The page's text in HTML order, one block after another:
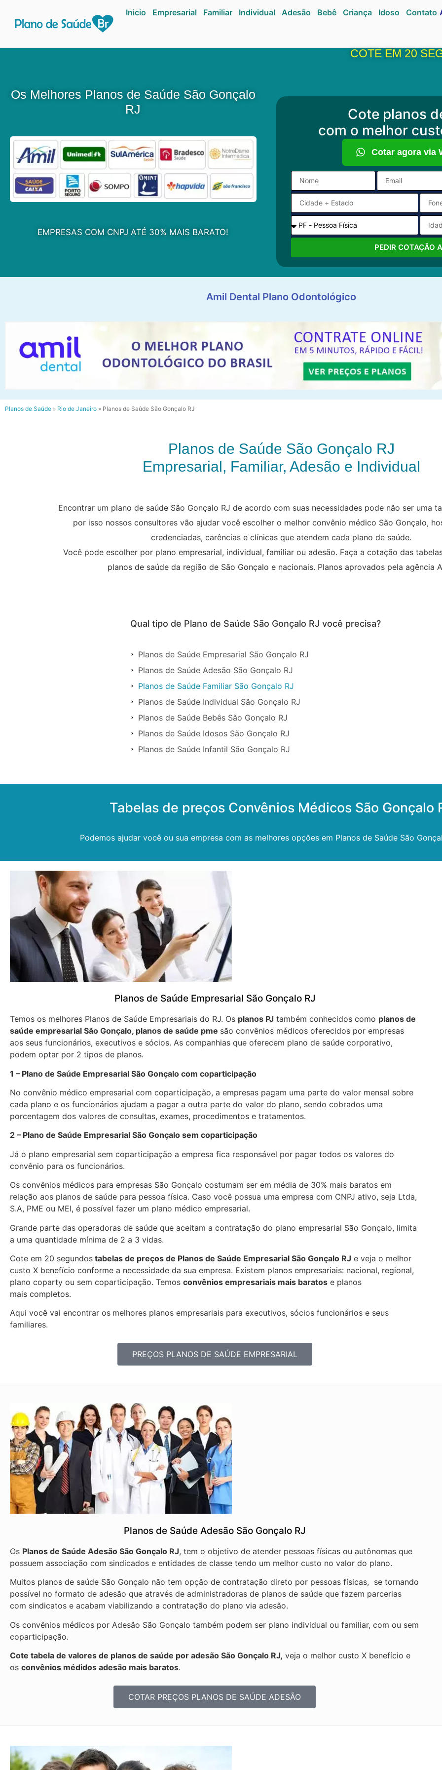
Inicio Empresarial Familiar Individual Adesão Bebê Criança Idoso Contato
Os Melhores Planos de Saúde São Gonçalo
RJ
EMPRESAS COM CNPJ ATÉ 30% MAIS BARATO!
COTE EM 20
Cote planos
com o melhor
Cotar agora via
PEDIR COTAÇÃO
Amil Dental Plano Odontológico
Planos de Saúde » Rio de Janeiro » Planos de Saúde São Gonçalo RJ
Planos de Saúde São Gonçalo RJ
Empresarial, Familiar, Adesão e Individual
Encontrar um plano de saúde São Gonçalo RJ de acordo com suas necessidades pode não ser uma
por isso nossos consultores vão ajudar você escolher o melhor convênio médico São Gonçalo,
credenciadas, carências e clínicas que atendem cada plano de saúde.
Você pode escolher por plano empresarial, individual, familiar ou adesão. Faça a cotação das
planos de saúde da região de São Gonçalo e nacionais. Planos aprovados pela agência
Qual tipo de Plano de Saúde São Gonçalo RJ você precisa?
Planos de Saúde Empresarial São Gonçalo RJ
Planos de Saúde Adesão São Gonçalo RJ
Planos de Saúde Familiar São Gonçalo RJ
Planos de Saúde Individual São Gonçalo RJ
Planos de Saúde Bebês São Gonçalo RJ
Planos de Saúde Idosos São Gonçalo RJ
Planos de Saúde Infantil São Gonçalo RJ
Tabelas de preços Convênios Médicos São Gonçalo
Podemos ajudar você ou sua empresa com as melhores opções em Planos de Saúde São
Planos de Saúde Empresarial São Gonçalo RJ
Temos os melhores Planos de Saúde Empresariais do RJ. Os planos PJ também conhecidos como planos de
saúde empresarial São Gonçalo, planos de saúde pme são convênios médicos oferecidos por empresas
aos seus funcionários, executivos e sócios. As companhias que oferecem plano de saúde corporativo,
podem optar por 2 tipos de planos.
1 – Plano de Saúde Empresarial São Gonçalo com coparticipação
No convênio médico empresarial com coparticipação, a empresas pagam uma parte do valor mensal sobre
cada plano e os funcionários ajudam a pagar a outra parte do valor do plano, sendo cobrados uma
porcentagem dos valores de consultas, exames, procedimentos e tratamentos.
2 – Plano de Saúde Empresarial São Gonçalo sem coparticipação
Já o plano empresarial sem coparticipação a empresa fica responsável por pagar todos os valores do
convênio para os funcionários.
Os convênios médicos para empresas São Gonçalo costumam ser em média de 30% mais baratos em
relação aos planos de saúde para pessoa física. Caso você possua uma empresa com CNPJ ativo, seja Ltda,
S.A, PME ou MEI, é possível fazer um plano médico empresarial.
Grande parte das operadoras de saúde que aceitam a contratação do plano empresarial São Gonçalo, limita
a uma quantidade mínima de 2 a 3 vidas.
Cote em 20 segundos tabelas de preços de Planos de Saúde Empresarial São Gonçalo RJ e veja o melhor
custo X benefício conforme a necessidade da sua empresa. Existem planos empresariais: nacional, regional,
plano coparty ou sem coparticipação. Temos convênios empresariais mais baratos e planos
mais completos.
Aqui você vai encontrar os melhores planos empresariais para executivos, sócios funcionários e seus
familiares.
PREÇOS PLANOS DE SAÚDE EMPRESARIAL
Planos de Saúde Adesão São Gonçalo RJ
Os Planos de Saúde Adesão São Gonçalo RJ, tem o objetivo de atender pessoas físicas ou autônomas que
possuem associação com sindicados e entidades de classe tendo um melhor custo no valor do plano.
Muitos planos de saúde São Gonçalo não tem opção de contratação direto por pessoas físicas, se tornando
possível no formato de adesão que através de administradoras de planos de saúde que fazem parcerias
com sindicatos e acabam viabilizando a contratação do plano via adesão.
Os convênios médicos por Adesão São Gonçalo também podem ser plano individual ou familiar, com ou sem
coparticipação.
Cote tabela de valores de planos de saúde por adesão São Gonçalo RJ, veja o melhor custo X benefício e
os convênios médidos adesão mais baratos.
COTAR PREÇOS PLANOS DE SAÚDE ADESÃO